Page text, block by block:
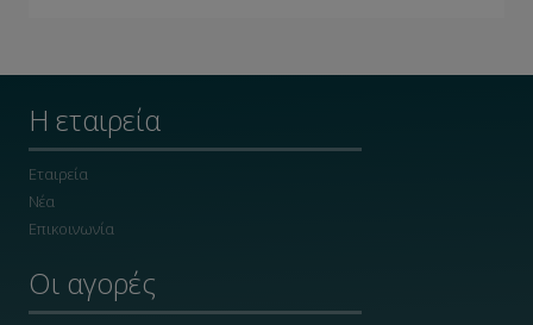
Η εταιρεία
Εταιρεία
Νέα
Επικοινωνία
Οι αγορές